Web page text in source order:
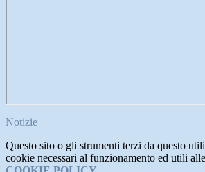
Notizie
Questo sito o gli strumenti terzi da questo
cookie necessari al funzionamento ed utili